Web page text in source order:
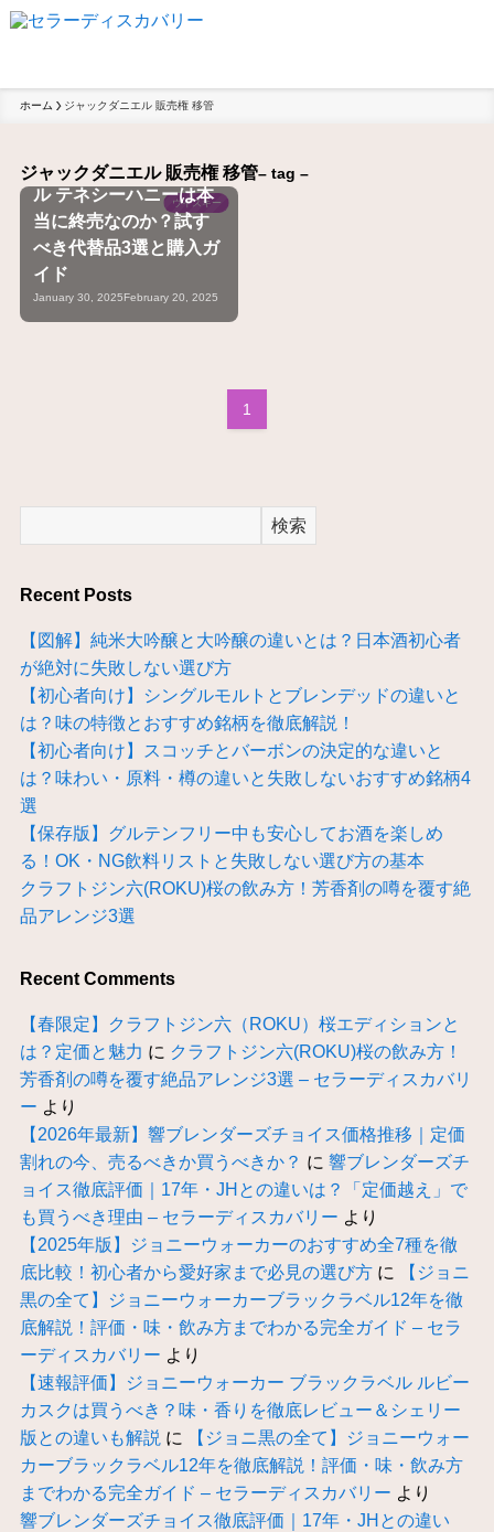
ホーム ジャックダニエル 販売権 移管
ジャックダニエル 販売権 移管– tag –
ウイスキー
必見、ジャックダニエ
ル テネシーハニーは本
当に終売なのか？試す
べき代替品3選と購入ガ
イド
January 30, 2025February 20, 2025
1
検索
Recent Posts
【図解】純米大吟醸と大吟醸の違いとは？日本酒初心者
が絶対に失敗しない選び方
【初心者向け】シングルモルトとブレンデッドの違いと
は？味の特徴とおすすめ銘柄を徹底解説！
【初心者向け】スコッチとバーボンの決定的な違いと
は？味わい・原料・樽の違いと失敗しないおすすめ銘柄4
選
【保存版】グルテンフリー中も安心してお酒を楽しめ
る！OK・NG飲料リストと失敗しない選び方の基本
クラフトジン六(ROKU)桜の飲み方！芳香剤の噂を覆す絶
品アレンジ3選
Recent Comments
【春限定】クラフトジン六（ROKU）桜エディションと
は？定価と魅力 に クラフトジン六(ROKU)桜の飲み方！
芳香剤の噂を覆す絶品アレンジ3選 – セラーディスカバリ
ー より
【2026年最新】響ブレンダーズチョイス価格推移｜定価
割れの今、売るべきか買うべきか？ に 響ブレンダーズチ
ョイス徹底評価｜17年・JHとの違いは？「定価越え」で
も買うべき理由 – セラーディスカバリー より
【2025年版】ジョニーウォーカーのおすすめ全7種を徹
底比較！初心者から愛好家まで必見の選び方に
【ジョニ
黒の全て】ジョニーウォーカーブラックラベル12年を徹
底解説！評価・味・飲み方までわかる完全ガイド – セラ
ーディスカバリー より
【速報評価】ジョニーウォーカー ブラックラベル ルビー
カスクは買うべき？味・香りを徹底レビュー＆シェリー
版との違いも解説 に
【ジョニ黒の全て】ジョニーウォー
カーブラックラベル12年を徹底解説！評価・味・飲み方
までわかる完全ガイド – セラーディスカバリー より
響ブレンダーズチョイス徹底評価｜17年・JHとの違い